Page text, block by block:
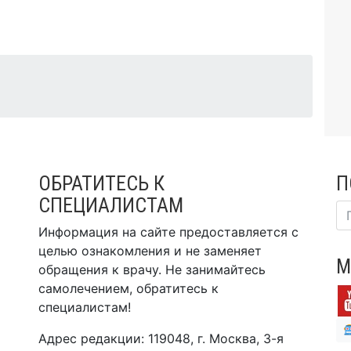
ОБРАТИТЕСЬ К
СПЕЦИАЛИСТАМ
Информация на сайте предоставляется с
целью ознакомления и не заменяет
обращения к врачу. Не занимайтесь
самолечением, обратитесь к
специалистам!
Адрес редакции: 119048, г. Москва, 3-я